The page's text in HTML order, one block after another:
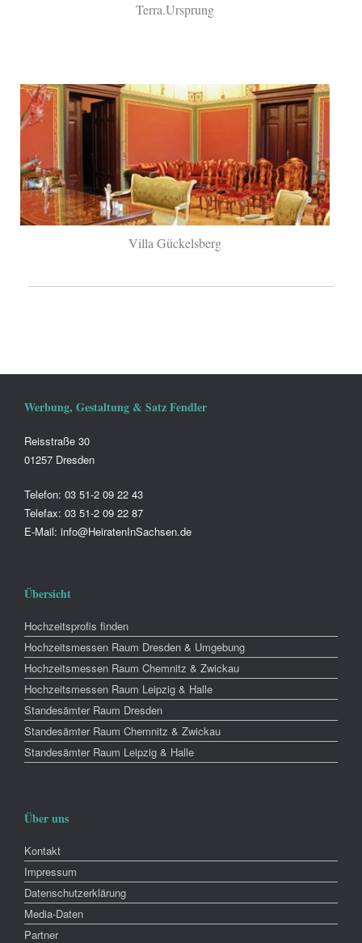
Terra.Ursprung
Villa Gückelsberg
Werbung, Gestaltung & Satz Fendler
Reisstraße 30
01257 Dresden
Telefon: 03 51-2 09 22 43
Telefax: 03 51-2 09 22 87
E-Mail: info@HeiratenInSachsen.de
Übersicht
Hochzeitsprofis finden
Hochzeitsmessen Raum Dresden & Umgebung
Hochzeitsmessen Raum Chemnitz & Zwickau
Hochzeitsmessen Raum Leipzig & Halle
Standesämter Raum Dresden
Standesämter Raum Chemnitz & Zwickau
Standesämter Raum Leipzig & Halle
Über uns
Kontakt
Impressum
Datenschutzerklärung
Media-Daten
Partner